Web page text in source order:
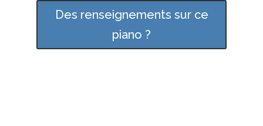
Des renseignements sur ce
piano ?